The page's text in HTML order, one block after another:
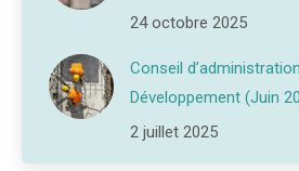
24 octobre 2025
Conseil
Développement (Juin
2 juillet 2025